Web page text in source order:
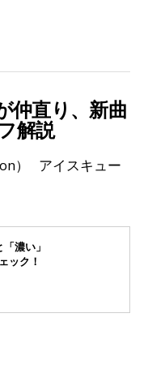
直り、新曲
解説
） アイスキュー
濃い」
ック！